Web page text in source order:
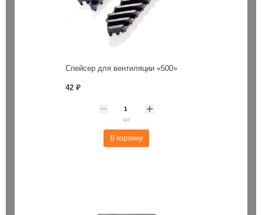
Спейсер для вентиляции «500»
42 ₽
шт
В корзину